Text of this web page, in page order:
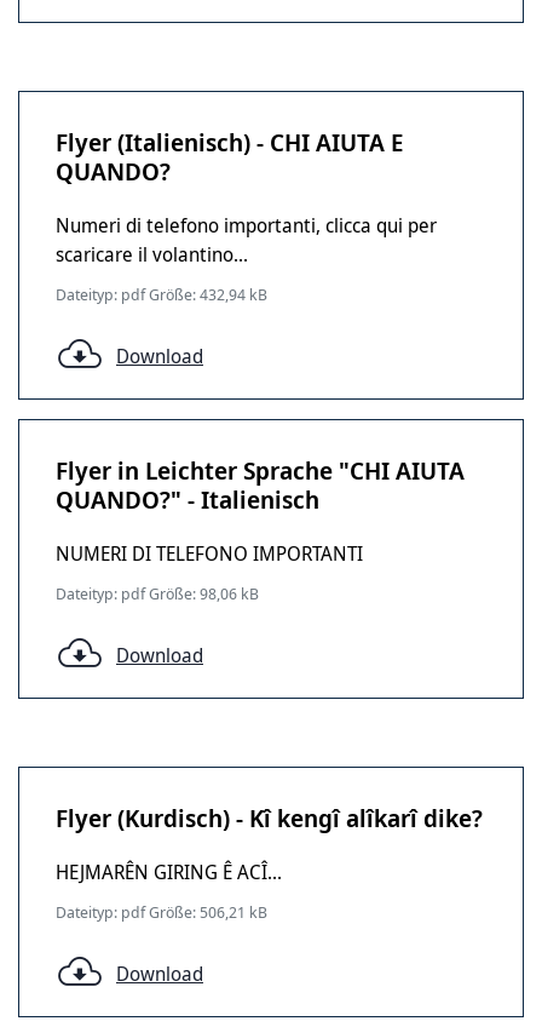
Flyer (Italienisch) - CHI AIUTA E
QUANDO?
Numeri di telefono importanti, clicca qui per
scaricare il volantino...
Dateityp: pdf Größe: 432,94 kB
Download
Flyer in Leichter Sprache "CHI AIUTA
QUANDO?" - Italienisch
NUMERI DI TELEFONO IMPORTANTI
Dateityp: pdf Größe: 98,06 kB
Download
Flyer (Kurdisch) - Kî kengî alîkarî dike?
HEJMARÊN GIRING Ê ACÎ...
Dateityp: pdf Größe: 506,21 kB
Download